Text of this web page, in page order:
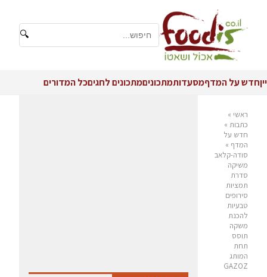
🔍
ייןחדש על המדףמסעדותמתכוניםמתכונים לחגיםכל המדורים
ראשי »
כתבות »
חדש על
המדף »
סודה-קלאב
משיקה
סדרת
תמציות
סירופים
טבעיות
להכנת
משקה
תוסס
תחת
המותג
GAZOZ